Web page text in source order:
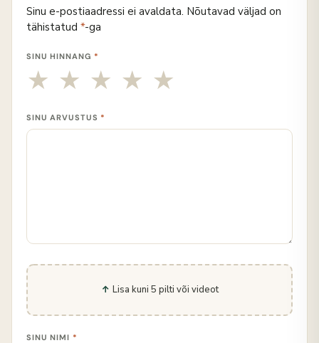
Sinu e-postiaadressi ei avaldata. Nõutavad väljad on
tähistatud *-ga
SINU HINNANG *
SINU ARVUSTUS *
Lisa kuni 5 pilti või videot
SINU NIMI *